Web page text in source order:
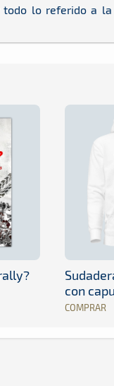
lo referido a
con
COMPRAR